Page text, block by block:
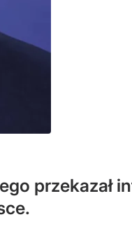
przekazał